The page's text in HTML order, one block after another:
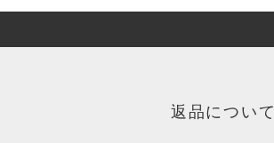
返品について